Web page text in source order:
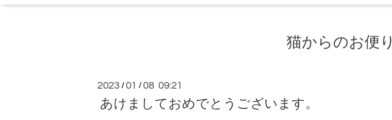
猫からのお便り
2023 / 01 / 08 09:21
あけましておめでとうございます。